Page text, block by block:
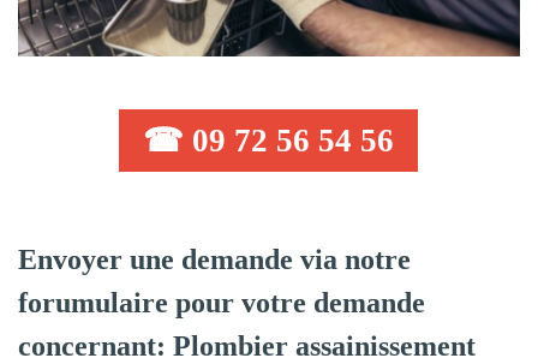
☎ 09 72 56 54 56
Envoyer une demande via notre
forumulaire pour votre demande
concernant: Plombier assainissement